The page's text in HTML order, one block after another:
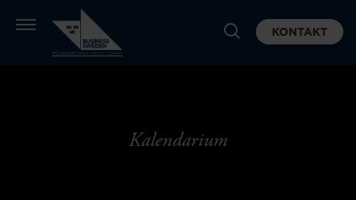
KONTAKT
Kalendarium